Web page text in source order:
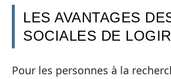
LES AVANTAGES
SOCIALES DE
Pour les personnes à la